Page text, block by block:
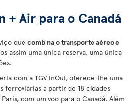
+ Air para o Canadá
que combina o transporte aéreo e
assim uma única reserva, uma única
com a TGV inOui, oferece-lhe uma
ferroviárias a partir de 18 cidades
com um voo para o Canadá. Além